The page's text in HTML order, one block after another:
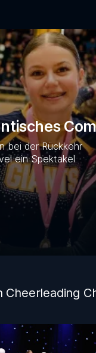
bei der Rückkehr
ein Spektakel
Cheerleading